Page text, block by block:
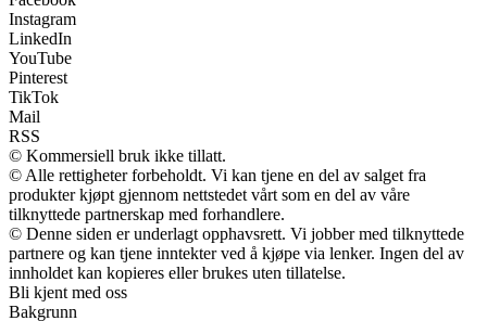
Instagram
LinkedIn
YouTube
Pinterest
TikTok
Mail
RSS
© Kommersiell bruk ikke tillatt.
© Alle rettigheter forbeholdt. Vi kan tjene en del av salget fra
produkter kjøpt gjennom nettstedet vårt som en del av våre
tilknyttede partnerskap med forhandlere.
© Denne siden er underlagt opphavsrett. Vi jobber med tilknyttede
partnere og kan tjene inntekter ved å kjøpe via lenker. Ingen del av
innholdet kan kopieres eller brukes uten tillatelse.
Bli kjent med oss
Bakgrunn